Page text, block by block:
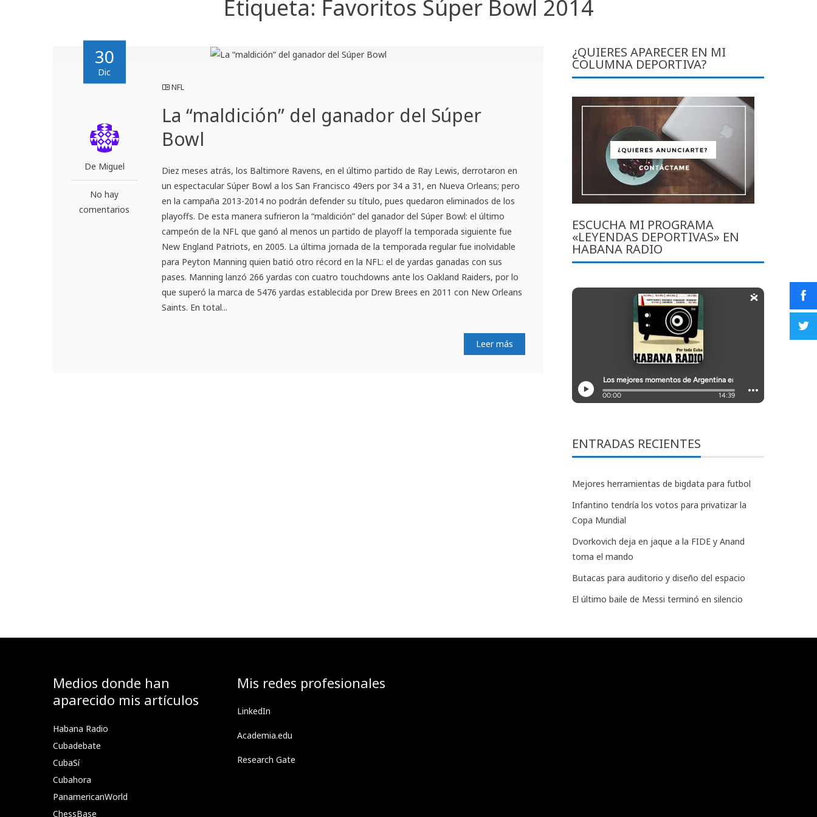
Etiqueta: Favoritos Súper Bowl 2014
30
Dic
De Miguel
No hay
comentarios
NFL
La “maldición” del ganador del Súper
Bowl
Diez meses atrás, los Baltimore Ravens, en el último partido de Ray Lewis, derrotaron en
un espectacular Súper Bowl a los San Francisco 49ers por 34 a 31, en Nueva Orleans; pero
en la campaña 2013-2014 no podrán defender su título, pues quedaron eliminados de los
playoffs. De esta manera sufrieron la “maldición” del ganador del Súper Bowl: el último
campeón de la NFL que ganó al menos un partido de playoff la temporada siguiente fue
New England Patriots, en 2005. La última jornada de la temporada regular fue inolvidable
para Peyton Manning quien batió otro récord en la NFL: el de yardas ganadas con sus
pases. Manning lanzó 266 yardas con cuatro touchdowns ante los Oakland Raiders, por lo
que superó la marca de 5476 yardas establecida por Drew Brees en 2011 con New Orleans
Saints. En total...
Leer más
¿QUIERES APARECER EN MI
COLUMNA DEPORTIVA?
ESCUCHA MI PROGRAMA
«LEYENDAS DEPORTIVAS» EN
HABANA RADIO
ENTRADAS RECIENTES
Mejores herramientas de bigdata para futbol
Infantino tendría los votos para privatizar la
Copa Mundial
Dvorkovich deja en jaque a la FIDE y Anand
toma el mando
Butacas para auditorio y diseño del espacio
El último baile de Messi terminó en silencio
Medios donde han
aparecido mis artículos
Habana Radio
Cubadebate
CubaSí
Cubahora
PanamericanWorld
ChessBase
Mis redes profesionales
LinkedIn
Academia.edu
Research Gate